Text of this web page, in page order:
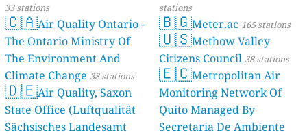
33 stations
🇨🇦Air Quality Ontario -
The Ontario Ministry Of
The Environment And
Climate Change 38 stations
🇩🇪Air Quality, Saxon
State Office (Luftqualität
Sächsisches Landesamt
stations
🇧🇬Meter.ac 165 stations
🇺🇸Methow Valley
Citizens Council 38 stations
🇪🇨Metropolitan Air
Monitoring Network Of
Quito Managed By
Secretaria De Ambiente